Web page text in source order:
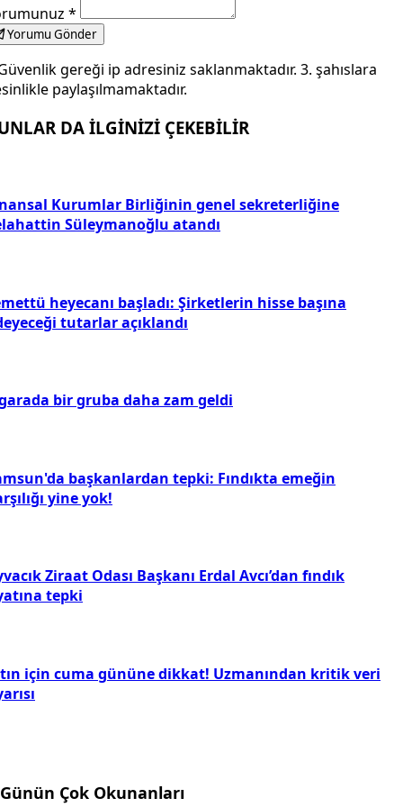
dunya.com
Yorum Yap
sitesi
kişisine yanıt veriyorsunuz
✕
*
*
gereği ip adresiniz saklanmaktadır. 3. şahıslara
paylaşılmamaktadır.
başkanlardan tepki: Fındıkta emeğin
Ziraat Odası Başkanı Erdal Avcı’dan fındık